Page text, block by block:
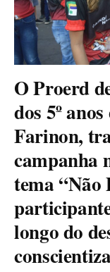
O Proerd
dos 5º
Farinon,
campanha
tema “Não
longo do